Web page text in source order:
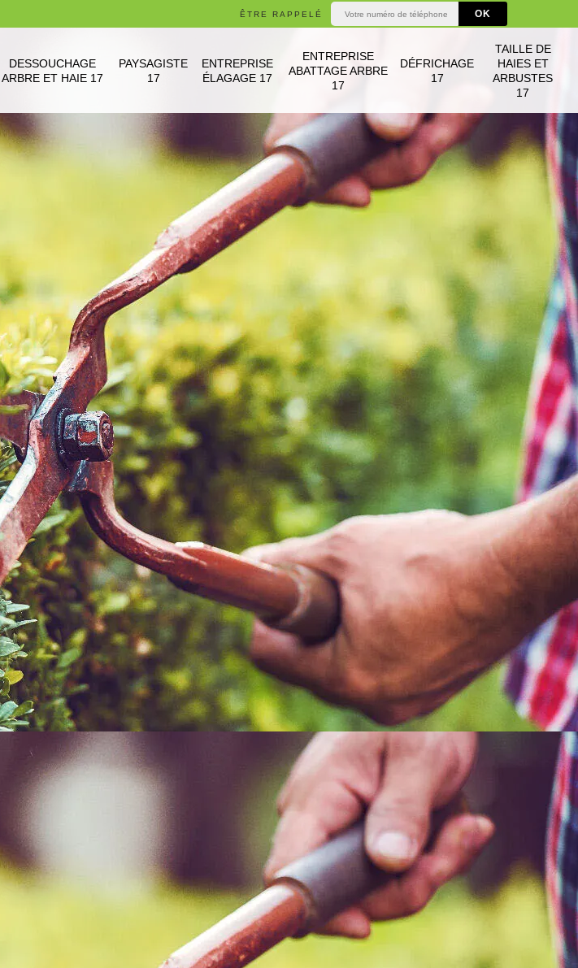
ÊTRE RAPPELÉ
DESSOUCHAGE
ARBRE ET HAIE 17
PAYSAGISTE
17
ENTREPRISE
ÉLAGAGE 17
ENTREPRISE
ABATTAGE ARBRE
17
DÉFRICHAGE
17
TAILLE DE
HAIES ET
ARBUSTES
17